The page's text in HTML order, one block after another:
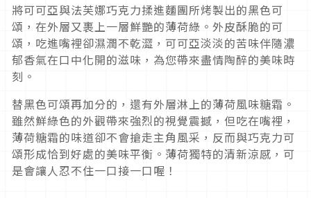
將可可亞與法芙娜巧克力揉進麵團所烤製出的黑色可
頌，在外層又裹上一層鮮艷的薄荷綠。外皮酥脆的可
頌，吃進嘴裡卻濕潤不乾澀，可可亞淡淡的苦味伴隨濃
郁香氣在口中化開的滋味，為您帶來盡情陶醉的美味時
刻。
替黑色可頌再加分的，還有外層淋上的薄荷風味糖霜。
雖然鮮綠色的外觀帶來強烈的視覺震撼，但吃在嘴裡，
薄荷糖霜的味道卻不會搶走主角風采，反而與巧克力可
頌形成恰到好處的美味平衡。薄荷獨特的清新涼感，可
是會讓人忍不住一口接一口喔！